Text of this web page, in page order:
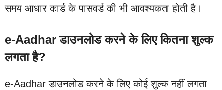
समय आधार कार्ड के पासवर्ड की भी आवश्यकता होती है।
e-Aadhar डाउनलोड करने के लिए कितना शुल्क
लगता है?
e-Aadhar डाउनलोड करने के लिए कोई शुल्क नहीं लगता